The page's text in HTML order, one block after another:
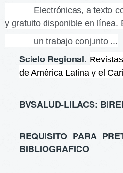
Electrónicas, a texto
y gratuito disponible en
un trabajo conjunto ...
Scielo Regional:
de América Latina y el
BVSALUD-LILACS:
REQUISITO PARA
BIBLIOGRAFICO